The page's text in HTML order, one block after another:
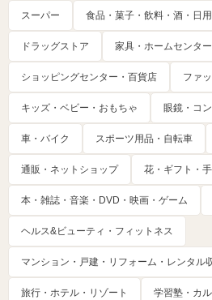
スーパー 食品・菓子・飲料・酒・日
ドラッグストア 家具・ホームセンター
ショッピングセンター・百貨店 ファ
キッズ・ベビー・おもちゃ 眼鏡・コ
車・バイク スポーツ用品・自転車
通販・ネットショップ 花・ギフト・
本・雑誌・音楽・DVD・映画・ゲーム
ヘルス&ビューティ・フィットネス
マンション・戸建・リフォーム・レンタル
旅行・ホテル・リゾート 学習塾・カ